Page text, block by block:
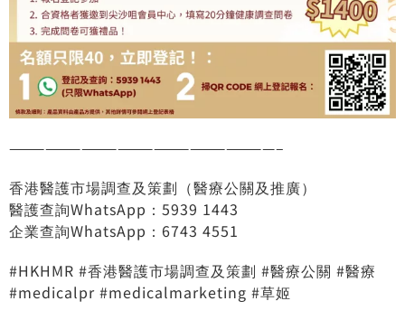
——————————————————————–
香港醫護市場調查及策劃（醫療公關及推廣）
醫護查詢WhatsApp：5939 1443
企業查詢WhatsApp：6743 4551
#HKHMR #香港醫護市場調查及策劃 #醫療公關 #醫療
#medicalpr #medicalmarketing #草姬